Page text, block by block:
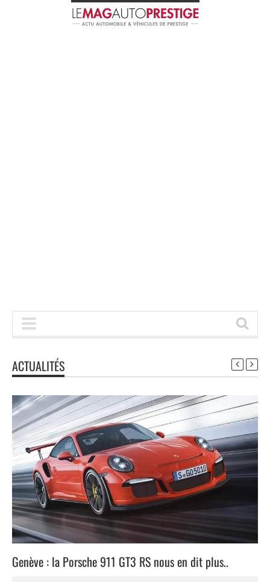
ACTUALITÉS
Genève : la Porsche 911 GT3 RS nous en dit plus..